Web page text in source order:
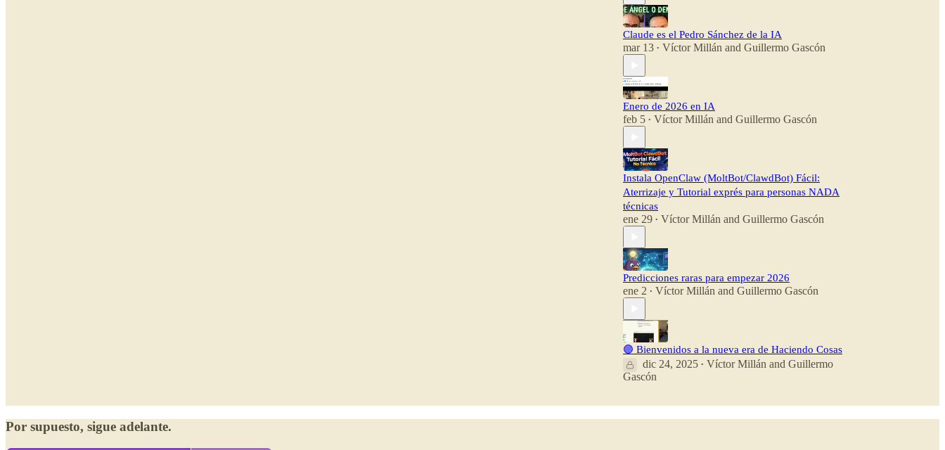
Claude es el Pedro Sánchez de la IA
mar 13 • Víctor Millán and Guillermo Gascón
Enero de 2026 en IA
feb 5 • Víctor Millán and Guillermo Gascón
Instala OpenClaw (MoltBot/ClawdBot) Fácil:
Aterrizaje y Tutorial exprés para personas NADA
técnicas
ene 29 • Víctor Millán and Guillermo Gascón
Predicciones raras para empezar 2026
ene 2 • Víctor Millán and Guillermo Gascón
🟣 Bienvenidos a la nueva era de Haciendo Cosas
dic 24, 2025 • Víctor Millán and Guillermo
Gascón
Por supuesto, sigue adelante.